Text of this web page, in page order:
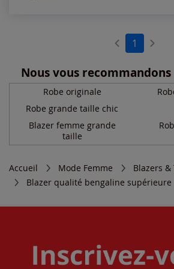
1
Nous vous recommandons
Robe originale
Robe grande taille chic
Blazer femme grande
taille
Accueil Mode Femme
Blazers
Blazer qualité bengaline supérieure